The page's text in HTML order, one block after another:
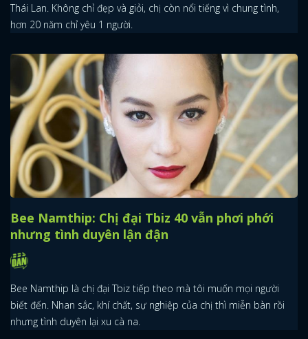
Thái Lan. Không chỉ đẹp và giỏi, chị còn nổi tiếng vì chung tình,
hơn 20 năm chỉ yêu 1 người.
Bee Namthip: Chị đại Tbiz 40 vẫn phơi phới
nhưng tình duyên lận đận
Bee Namthip là chị đại Tbiz tiếp theo mà tôi muốn mọi người
biết đến. Nhan sắc, khí chất, sự nghiệp của chị thì miễn bàn rồi
nhưng tình duyên lại xu cà na.